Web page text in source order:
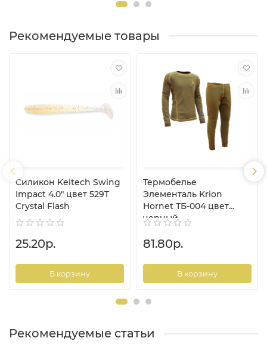
Рекомендуемые товары
Силикон Keitech Swing
Impact 4.0" цвет 529T
Crystal Flash
25.20р.
В корзину
Термобелье
Элементаль Krion
Hornet ТБ-004 цвет
черный
81.80р.
В корзину
Рекомендуемые статьи